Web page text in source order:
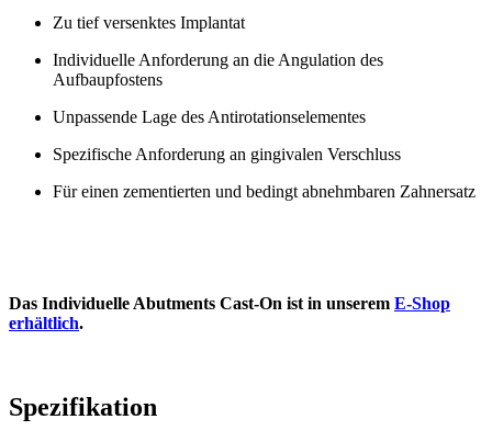
Zu tief versenktes Implantat
Individuelle Anforderung an die Angulation des
Aufbaupfostens
Unpassende Lage des Antirotationselementes
Spezifische Anforderung an gingivalen Verschluss
Für einen zementierten und bedingt abnehmbaren Zahnersatz
Das Individuelle Abutments Cast-On ist in unserem E-Shop
erhältlich.
Spezifikation